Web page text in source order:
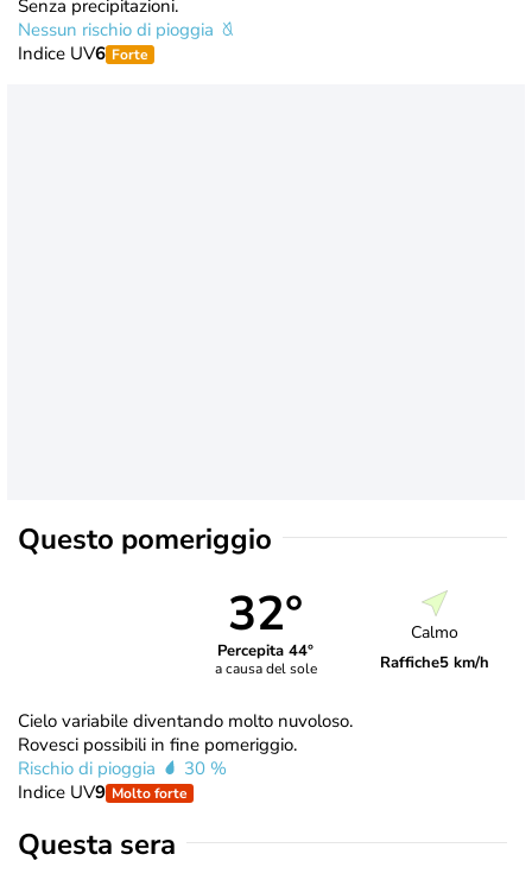
Senza precipitazioni.
Nessun rischio di pioggia
Indice UV6 Forte
Questo pomeriggio
32°
Percepita 44°
a causa del sole
Calmo
Raffiche5 km/h
Cielo variabile diventando molto nuvoloso.
Rovesci possibili in fine pomeriggio.
Rischio di pioggia
30 %
Indice UV9 Molto forte
Questa sera